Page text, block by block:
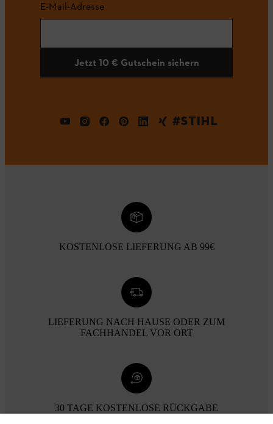
E-Mail-Adresse
Jetzt 10 € Gutschein sichern
#STIHL
KOSTENLOSE LIEFERUNG AB 99€
LIEFERUNG NACH HAUSE ODER ZUM
FACHHANDEL VOR ORT
30 TAGE KOSTENLOSE RÜCKGABE